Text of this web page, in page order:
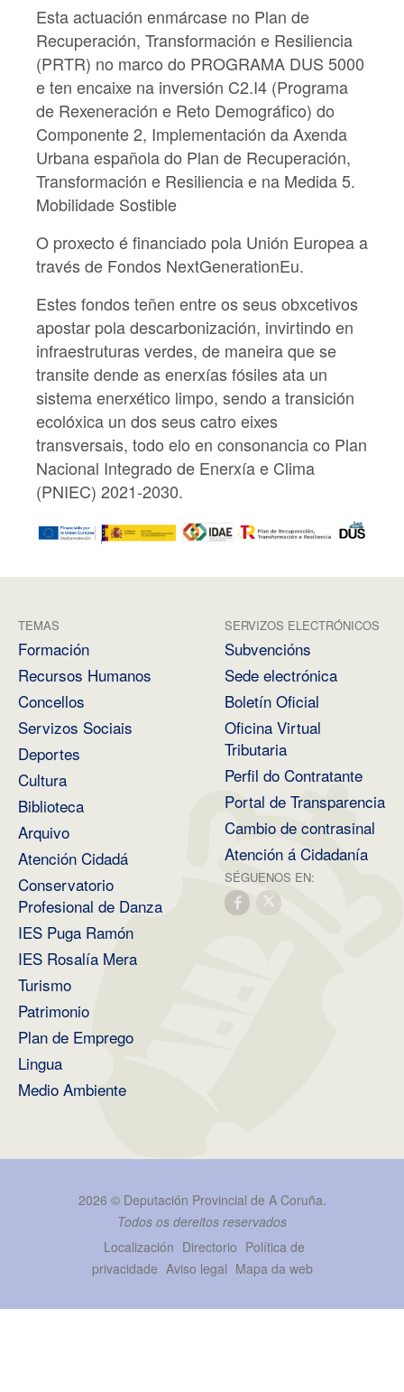
Esta actuación enmárcase no Plan de
Recuperación, Transformación e Resiliencia
(PRTR) no marco do PROGRAMA DUS 5000
e ten encaixe na inversión C2.I4 (Programa
de Rexeneración e Reto Demográfico) do
Componente 2, Implementación da Axenda
Urbana española do Plan de Recuperación,
Transformación e Resiliencia e na Medida 5.
Mobilidade Sostible
O proxecto é financiado pola Unión Europea a
través de Fondos NextGenerationEu.
Estes fondos teñen entre os seus obxcetivos
apostar pola descarbonización, invirtindo en
infraestruturas verdes, de maneira que se
transite dende as enerxías fósiles ata un
sistema enerxético limpo, sendo a transición
ecolóxica un dos seus catro eixes
transversais, todo elo en consonancia co Plan
Nacional Integrado de Enerxía e Clima
(PNIEC) 2021-2030.
TEMAS
Formación
Recursos Humanos
Concellos
Servizos Sociais
Deportes
Cultura
Biblioteca
Arquivo
Atención Cidadá
Conservatorio
Profesional de Danza
IES Puga Ramón
IES Rosalía Mera
Turismo
Patrimonio
Plan de Emprego
Lingua
Medio Ambiente
SERVIZOS ELECTRÓNICOS
Subvencións
Sede electrónica
Boletín Oficial
Oficina Virtual
Tributaria
Perfil do Contratante
Portal de Transparencia
Cambio de contrasinal
Atención á Cidadanía
SÉGUENOS EN:
2026 © Deputación Provincial de A Coruña.
Todos os dereitos reservados
Localización Directorio Política de
privacidade Aviso legal Mapa da web